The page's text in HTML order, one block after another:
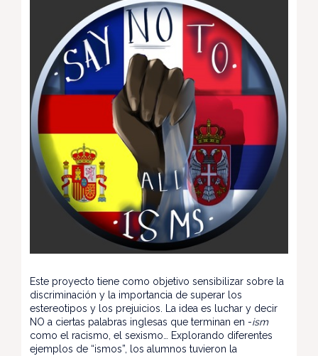
Este proyecto tiene como objetivo sensibilizar sobre la
discriminación y la importancia de superar los
estereotipos y los prejuicios. La idea es luchar y decir
NO a ciertas palabras inglesas que terminan en -ism
como el racismo, el sexismo… Explorando diferentes
ejemplos de “ismos”, los alumnos tuvieron la